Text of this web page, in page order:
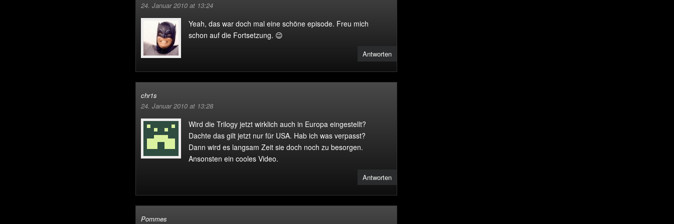
24. Januar 2010 at 13:24
Yeah, das war doch mal eine schöne episode. Freu mich
schon auf die Fortsetzung. 😉
Antworten
chr1s
24. Januar 2010 at 13:28
Wird die Trilogy jetzt wirklich auch in Europa eingestellt?
Dachte das gilt jetzt nur für USA. Hab ich was verpasst?
Dann wird es langsam Zeit sie doch noch zu besorgen.
Ansonsten ein cooles Video.
Antworten
Pommes